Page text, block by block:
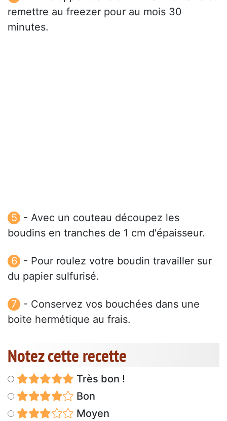
remettre au freezer pour au mois 30
minutes.
- Avec un couteau découpez les
boudins en tranches de 1 cm d'épaisseur.
- Pour roulez votre boudin travailler sur
du papier sulfurisé.
- Conservez vos bouchées dans une
boite hermétique au frais.
Notez cette recette
Très bon !
Bon
Moyen